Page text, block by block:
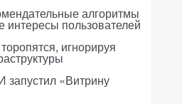
алгоритмы
интересы пользователей
игнорируя
«Витрину